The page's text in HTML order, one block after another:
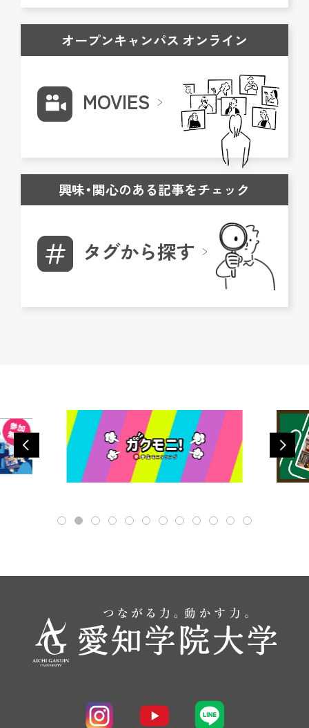
オープンキャンパス オンライン
MOVIES
興味・関心のある記事をチェック
タグから探す